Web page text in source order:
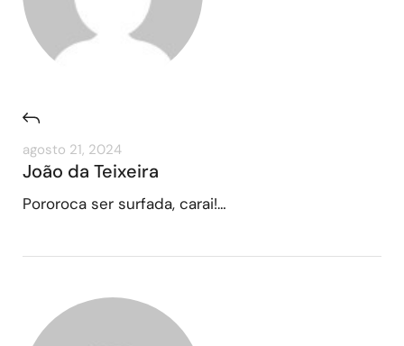
agosto 21, 2024
João da Teixeira
Pororoca ser surfada, carai!…